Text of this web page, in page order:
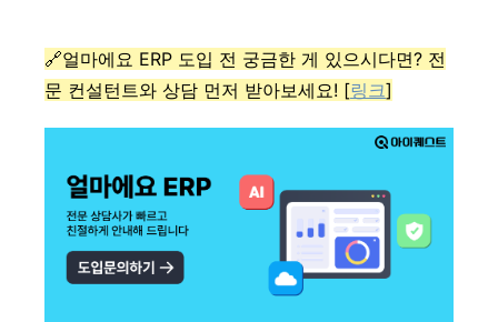
🔗얼마에요 ERP 도입 전 궁금한 게 있으시다면? 전
문 컨설턴트와 상담 먼저 받아보세요! [링크]